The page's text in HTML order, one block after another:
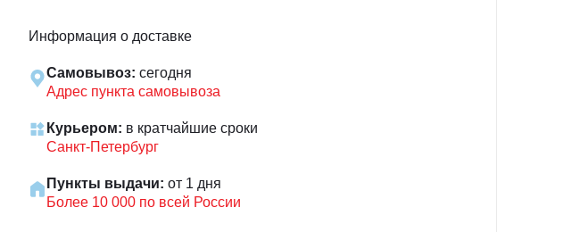
Информация о доставке
Самовывоз: сегодня
Адрес пункта самовывоза
Курьером: в кратчайшие сроки
Санкт-Петербург
Пункты выдачи: от 1 дня
Более 10 000 по всей России